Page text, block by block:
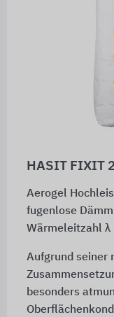
HASIT FIXIT
Aerogel
fugenlose
Wärmeleitzahl
Aufgrund seiner
besonders